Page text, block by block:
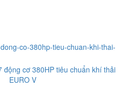
động cơ 380HP tiêu chuẩn khí thải
EURO V